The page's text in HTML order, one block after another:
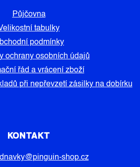
Půjčovna
tabulky
podmínky
ochrany osobních údajů
řád a vrácení zboží
při nepřevzetí zásilky na dobírku
KONTAKT
@pinguin-shop.cz